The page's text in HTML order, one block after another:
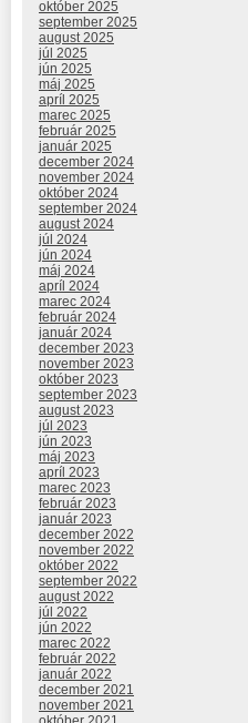
október 2025
september 2025
august 2025
júl 2025
jún 2025
máj 2025
apríl 2025
marec 2025
február 2025
január 2025
december 2024
november 2024
október 2024
september 2024
august 2024
júl 2024
jún 2024
máj 2024
apríl 2024
marec 2024
február 2024
január 2024
december 2023
november 2023
október 2023
september 2023
august 2023
júl 2023
jún 2023
máj 2023
apríl 2023
marec 2023
február 2023
január 2023
december 2022
november 2022
október 2022
september 2022
august 2022
júl 2022
jún 2022
marec 2022
február 2022
január 2022
december 2021
november 2021